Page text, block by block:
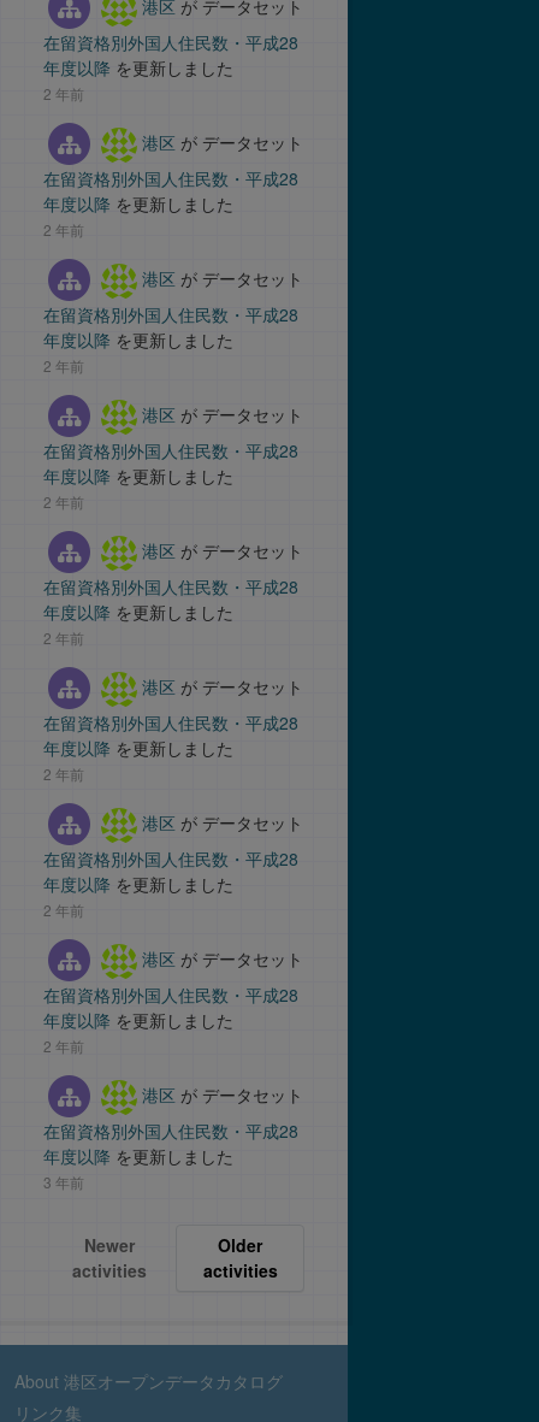
港区 が データセット
在留資格別外国人住民数・平成28
年度以降 を更新しました
2 年前
港区 が データセット
在留資格別外国人住民数・平成28
年度以降 を更新しました
2 年前
港区 が データセット
在留資格別外国人住民数・平成28
年度以降 を更新しました
2 年前
港区 が データセット
在留資格別外国人住民数・平成28
年度以降 を更新しました
2 年前
港区 が データセット
在留資格別外国人住民数・平成28
年度以降 を更新しました
2 年前
港区 が データセット
在留資格別外国人住民数・平成28
年度以降 を更新しました
2 年前
港区 が データセット
在留資格別外国人住民数・平成28
年度以降 を更新しました
2 年前
港区 が データセット
在留資格別外国人住民数・平成28
年度以降 を更新しました
2 年前
港区 が データセット
在留資格別外国人住民数・平成28
年度以降 を更新しました
3 年前
Newer
activities
Older
activities
About 港区オープンデータカタログ
リンク集